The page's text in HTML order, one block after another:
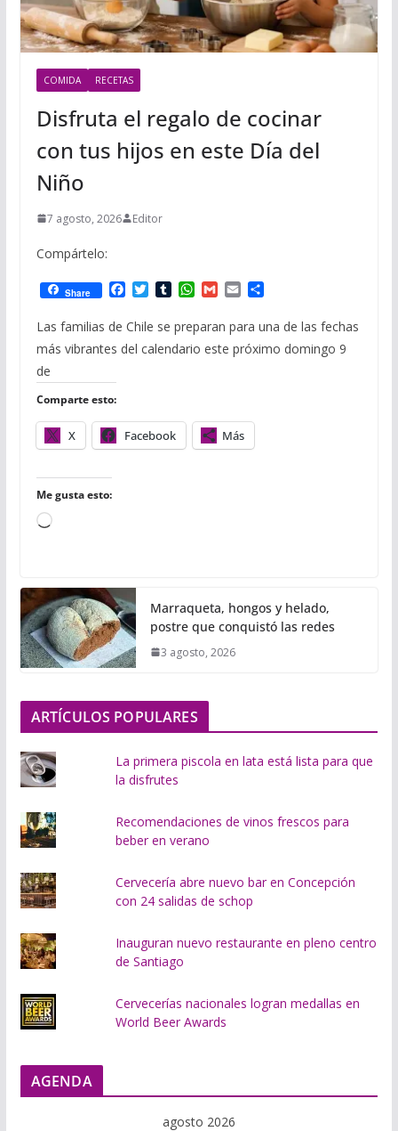
COMIDA RECETAS
Disfruta el regalo de cocinar
con tus hijos en este Día del
Niño
7 agosto, 2026 Editor
Compártelo:
Share
F
c
e
b
T
i
t
t
T
m
b
l
W
a
t
s
G
a
i
l
E
a
i
l
C
m
p
a
Las familias de Chile se preparan para una de las fechas
más vibrantes del calendario este próximo domingo 9
de
Comparte esto:
X Facebook Más
Me gusta esto:
C
g
a
n
d
.
.
Marraqueta, hongos y helado,
postre que conquistó las redes
3 agosto, 2026
ARTÍCULOS POPULARES
La primera piscola en lata está lista para que
la disfrutes
Recomendaciones de vinos frescos para
beber en verano
Cervecería abre nuevo bar en Concepción
con 24 salidas de schop
Inauguran nuevo restaurante en pleno centro
de Santiago
Cervecerías nacionales logran medallas en
World Beer Awards
AGENDA
agosto 2026